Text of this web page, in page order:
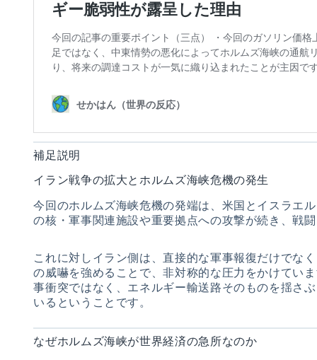
補足説明
イラン戦争の拡大とホルムズ海峡危機の発生
今回のホルムズ海峡危機の発端は、米国とイスラエ
の核・軍事関連施設や重要拠点への攻撃が続き、戦
これに対しイラン側は、直接的な軍事報復だけでな
の威嚇を強めることで、非対称的な圧力をかけてい
事衝突ではなく、エネルギー輸送路そのものを揺さ
いるということです。
なぜホルムズ海峡が世界経済の急所なのか